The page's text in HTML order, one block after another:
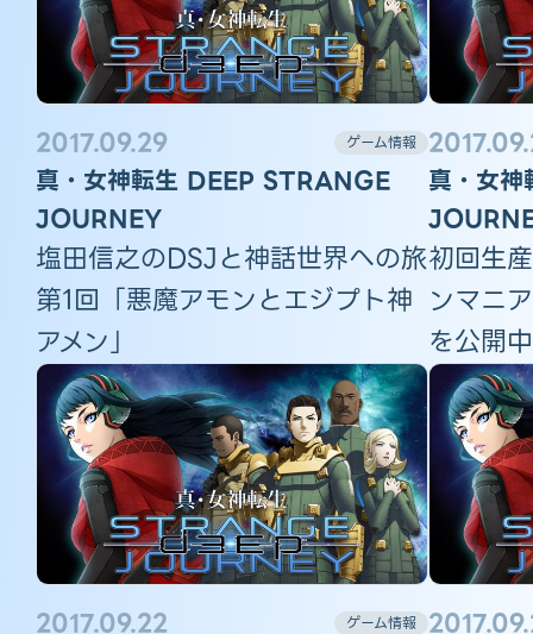
2017.09.29 ゲーム情報
真・女神転生 DEEP STRANGE
JOURNEY
塩田信之のDSJと神話世界への旅
第1回「悪魔アモンとエジプト神
アメン」
真・女
初回生
ンマニ
を公開
2017.09.22 ゲーム情報